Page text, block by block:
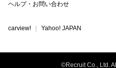
ヘルプ・お問い合わせ
carview! Yahoo! JAPAN
©Recruit Co., Ltd.